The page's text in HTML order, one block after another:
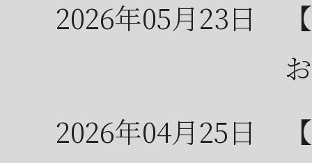
2026年05月23日
2026年04月25日